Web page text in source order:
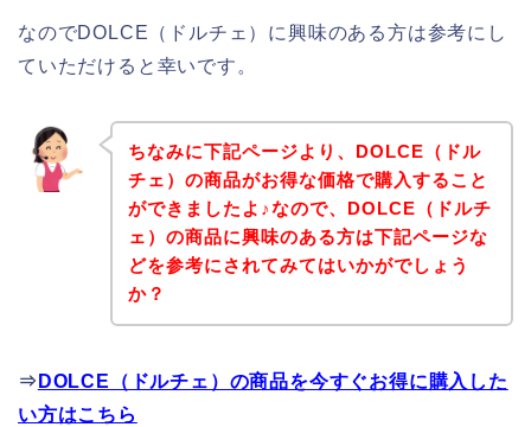
なのでDOLCE（ドルチェ）に興味のある方は参考にし
ていただけると幸いです。
ちなみに下記ページより、DOLCE（ドル
チェ）の商品がお得な価格で購入すること
ができましたよ♪なので、DOLCE（ドルチ
ェ）の商品に興味のある方は下記ページな
どを参考にされてみてはいかがでしょう
か？
⇒ DOLCE（ドルチェ）の商品を今すぐお得に購入した
い方はこちら